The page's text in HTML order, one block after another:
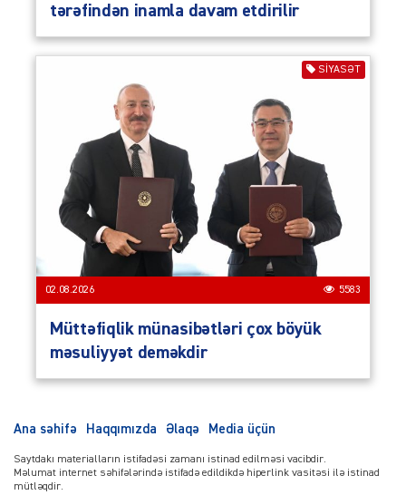
tərəfindən inamla davam etdirilir
SIYASƏT
02.08.2026 5583
Müttəfiqlik münasibətləri çox böyük
məsuliyyət deməkdir
Ana səhifə Haqqımızda Əlaqə Media üçün
Saytdakı materialların istifadəsi zamanı istinad edilməsi vacibdir.
Məlumat internet səhifələrində istifadə edildikdə hiperlink vasitəsi ilə istinad
mütləqdir.